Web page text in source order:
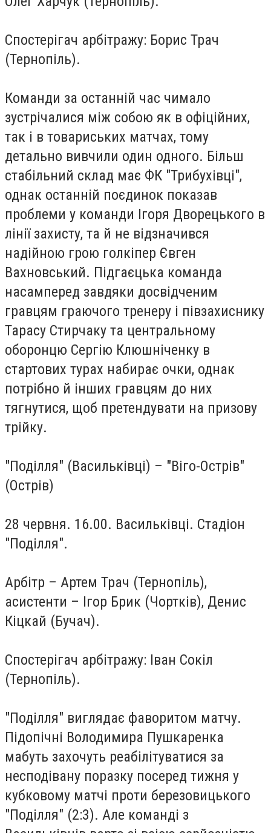
Спостерігач арбітражу: Борис Трач
(Тернопіль).
Команди за останній час чимало
зустрічалися між собою як в офіційних,
так і в товариських матчах, тому
детально вивчили один одного. Більш
стабільний склад має ФК "Трибухівці",
однак останній поєдинок показав
проблеми у команди Ігоря Дворецького в
лінії захисту, та й не відзначився
надійною грою голкіпер Євген
Вахновський. Підгаєцька команда
насамперед завдяки досвідченим
гравцям граючого тренеру і півзахиснику
Тарасу Стирчаку та центральному
оборонцю Сергію Клюшніченку в
стартових турах набирає очки, однак
потрібно й інших гравцям до них
тягнутися, щоб претендувати на призову
трійку.
"Поділля" (Васильківці) – "Віго-Острів"
(Острів)
28 червня. 16.00. Васильківці. Стадіон
"Поділля".
Арбітр – Артем Трач (Тернопіль),
асистенти – Ігор Брик (Чортків), Денис
Кіцкай (Бучач).
Спостерігач арбітражу: Іван Сокіл
(Тернопіль).
"Поділля" виглядає фаворитом матчу.
Підопічні Володимира Пушкаренка
мабуть захочуть реабілітуватися за
несподівану поразку посеред тижня у
кубковому матчі проти березовицького
"Поділля" (2:3). Але команді з